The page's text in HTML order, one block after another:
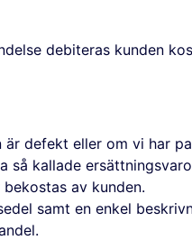
debiteras kunden
är defekt eller om vi har
så kallade
av kunden.
samt en enkel